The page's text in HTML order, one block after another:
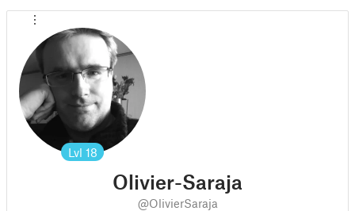
Lvl 18
Olivier-Saraja
@OlivierSaraja